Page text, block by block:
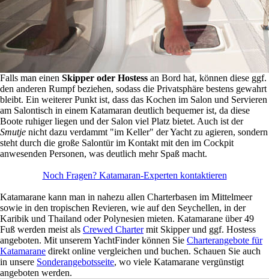
Falls man einen Skipper oder Hostess an Bord hat, können diese ggf.
den anderen Rumpf beziehen, sodass die Privatsphäre bestens gewahrt
bleibt. Ein weiterer Punkt ist, dass das Kochen im Salon und Servieren
am Salontisch in einem Katamaran deutlich bequemer ist, da diese
Boote ruhiger liegen und der Salon viel Platz bietet. Auch ist der
Smutje nicht dazu verdammt "im Keller" der Yacht zu agieren, sondern
steht durch die große Salontür im Kontakt mit den im Cockpit
anwesenden Personen, was deutlich mehr Spaß macht.
Noch Fragen? Katamaran-Experten kontaktieren
Katamarane kann man in nahezu allen Charterbasen im Mittelmeer
sowie in den tropischen Revieren, wie auf den Seychellen, in der
Karibik und Thailand oder Polynesien mieten. Katamarane über 49
Fuß werden meist als Crewed Chartermit Skipper und ggf. Hostess
angeboten. Mit unserem YachtFinder können Sie Charterangebote für
Katamarane direkt online vergleichen und buchen. Schauen Sie auch
in unsere Sonderangebotsseite, wo viele Katamarane vergünstigt
angeboten werden.